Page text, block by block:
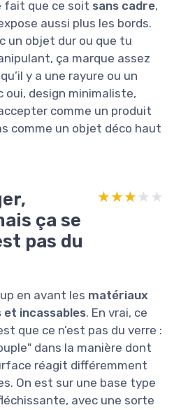
fait que ce soit sans cadre,
aussi plus les bords.
un objet dur ou que tu
ça marque assez
y a une rayure ou un
oui, design minimaliste,
comme un produit
comme un objet déco haut
ça se
pas du
★★★★★
★★★★★
en avant les matériaux
et incassables. En vrai, ce
que ce n’est pas du verre :
dans la manière dont
réagit différemment
On est sur une base type
avec une sorte